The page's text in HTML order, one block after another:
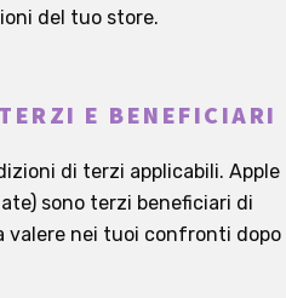
del tuo store.
E BENEFICIARI
di terzi applicabili. Apple
sono terzi beneficiari di
valere nei tuoi confronti dopo